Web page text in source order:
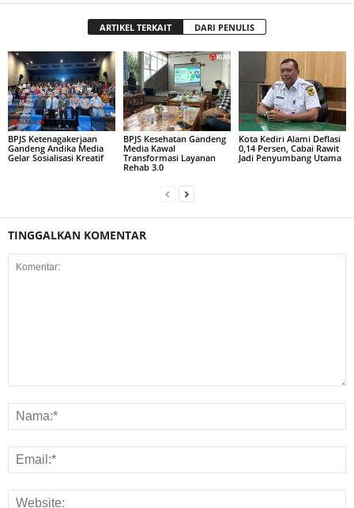
ARTIKEL TERKAIT DARI PENULIS
BPJS Ketenagakerjaan
Gandeng Andika Media
Gelar Sosialisasi Kreatif
BPJS Kesehatan Gandeng
Media Kawal
Transformasi Layanan
Rehab 3.0
Kota Kediri Alami Deflasi
0,14 Persen, Cabai Rawit
Jadi Penyumbang Utama
TINGGALKAN KOMENTAR